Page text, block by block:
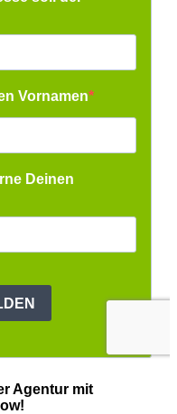
Agentur mit